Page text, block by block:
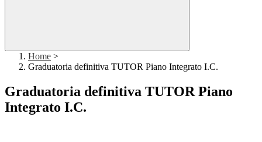
Home >
Graduatoria definitiva TUTOR Piano Integrato I.C.
Graduatoria definitiva TUTOR Piano
Integrato I.C.